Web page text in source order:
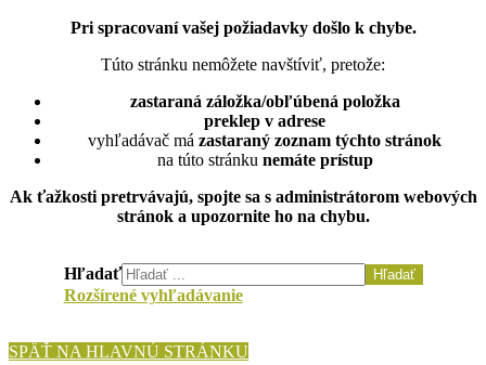
Pri spracovaní vašej požiadavky došlo k chybe.
Túto stránku nemôžete navštíviť, pretože:
zastaraná záložka/obľúbená položka
preklep v adrese
vyhľadávač má zastaraný zoznam týchto stránok
na túto stránku nemáte prístup
Ak ťažkosti pretrvávajú, spojte sa s administrátorom webových
stránok a upozornite ho na chybu.
Hľadať Hľadať
Rozšírené vyhľadávanie
SPÄŤ NA HLAVNÚ STRÁNKU